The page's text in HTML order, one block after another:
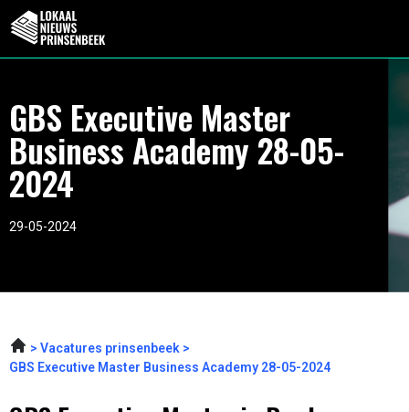
GBS Executive Master
Business Academy 28-05-
2024
29-05-2024
Vacatures prinsenbeek
GBS Executive Master Business Academy 28-05-2024